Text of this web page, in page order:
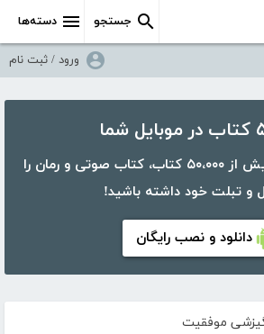
دسته‌ها جستجو
ورود / ثبت نام
با اپلیکیشن کتابراه، بیش از ۵۰،۰۰۰ کتاب، کتاب صوتی و رمان را
و تبلت خود داشته باشید!
دانلود و نصب رایگان
موفقیت